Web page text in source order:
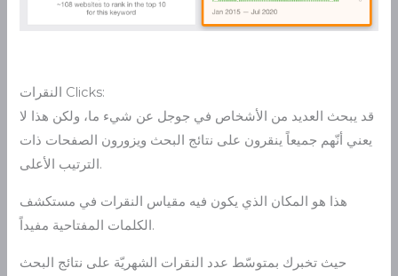
النقرات Clicks:
قد يبحث العديد من الأشخاص في جوجل عن شيء ما، ولكن هذا لا
يعني أنّهم جميعاً ينقرون على نتائج البحث ويزورون الصفحات ذات
الترتيب الأعلى.
هذا هو المكان الذي يكون فيه مقياس النقرات في مستكشف
الكلمات المفتاحية مفيداً.
حيث تخبرك بمتوسّط عدد النقرات الشهريّة على نتائج البحث